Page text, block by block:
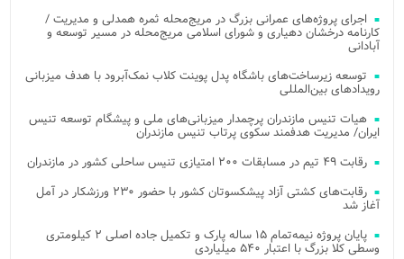
اجرای پروژه‌های عمرانی بزرگ در مریج‌محله ثمره همدلی و مدیریت /
کارنامه درخشان دهیاری و شورای اسلامی مریج‌محله در مسیر توسعه و
آبادانی
توسعه زیرساخت‌های باشگاه پدل پوینت کلاب نمک‌آبرود با هدف میزبانی
رویدادهای بین‌المللی
هیات تنیس مازندران پرچمدار میزبانی‌های ملی و پیشگام توسعه تنیس
ایران/ مدیریت هدفمند سکوی پرتاب تنیس مازندران
رقابت ۴۹ تیم در مسابقات ۲۰۰ امتیازی تنیس ساحلی کشور در مازندران
رقابت‌های کشتی آزاد پیشکسوتان کشور با حضور ۲۳۰ ورزشکار در آمل
آغاز شد
پایان پروژه نیمه‌تمام ۱۵ ساله پارک و تکمیل جاده اصلی ۲ کیلومتری
وسطی کلا بزرگ با اعتبار ۵۴۰ میلیاردی